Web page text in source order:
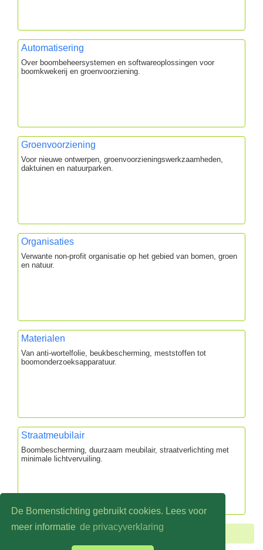
De Bomenstichting gebruikt cookies. Lees voor
meer informatie de privacyverklaring
Automatisering
Over boombeheersystemen en softwareoplossingen voor
boomkwekerij en groenvoorziening.
Groenvoorziening
Voor nieuwe ontwerpen, groenvoorzieningswerkzaamheden,
daktuinen en natuurparken.
Organisaties
Verwante non-profit organisatie op het gebied van bomen, groen
en natuur.
Materialen
Van anti-wortelfolie, beukbescherming, meststoffen tot
boomonderzoeksapparatuur.
Straatmeubilair
Boombescherming, duurzaam meubilair, straatverlichting met
minimale lichtvervuiling.
Home Boomspecialisten